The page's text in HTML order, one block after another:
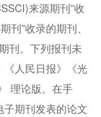
来源期刊”收
刊”收录的期刊、
刊。下列报刊未
人民日报》《光
理论版。在手
期刊发表的论文